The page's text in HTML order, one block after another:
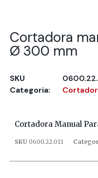
Cortadora
Ø 300 mm
SKU
Categoria:
Cortadora Manual
SKU 0600.22.011